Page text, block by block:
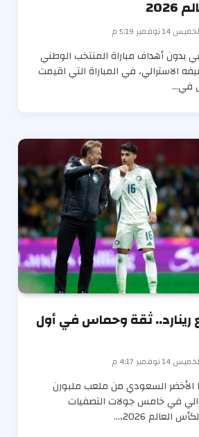
14 نوفمبر 5:19 م
بدون أهداف مباراة المنتخب الوطني
الاسترالي، في المباراة التي اقيمت
في…
رينارد.. ثقة وحماس في أول
14 نوفمبر 4:17 م
الأخضر السعودي من ملعب ملبورن
في خامس جولات التصفيات
2026،…